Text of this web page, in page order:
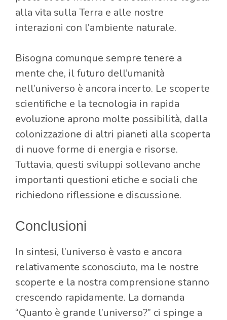
alla vita sulla Terra e alle nostre
interazioni con l’ambiente naturale.
Bisogna comunque sempre tenere a
mente che, il futuro dell’umanità
nell’universo è ancora incerto. Le scoperte
scientifiche e la tecnologia in rapida
evoluzione aprono molte possibilità, dalla
colonizzazione di altri pianeti alla scoperta
di nuove forme di energia e risorse.
Tuttavia, questi sviluppi sollevano anche
importanti questioni etiche e sociali che
richiedono riflessione e discussione.
Conclusioni
In sintesi, l’universo è vasto e ancora
relativamente sconosciuto, ma le nostre
scoperte e la nostra comprensione stanno
crescendo rapidamente. La domanda
“Quanto è grande l’universo?” ci spinge a